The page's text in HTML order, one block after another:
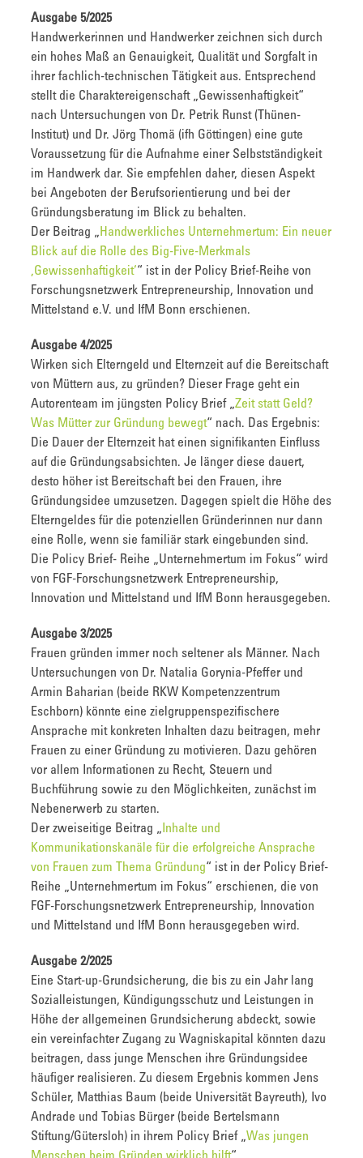
Ausgabe 5/2025
Handwerkerinnen und Handwerker zeichnen sich durch
ein hohes Maß an Genauigkeit, Qualität und Sorgfalt in
ihrer fachlich-technischen Tätigkeit aus. Entsprechend
stellt die Charaktereigenschaft „Gewissenhaftigkeit“
nach Untersuchungen von Dr. Petrik Runst (Thünen-
Institut) und Dr. Jörg Thomä (ifh Göttingen) eine gute
Voraussetzung für die Aufnahme einer Selbstständigkeit
im Handwerk dar. Sie empfehlen daher, diesen Aspekt
bei Angeboten der Berufsorientierung und bei der
Gründungsberatung im Blick zu behalten.
Der Beitrag „Handwerkliches Unternehmertum: Ein neuer
Blick auf die Rolle des Big-Five-Merkmals
‚Gewissenhaftigkeit‘“ ist in der Policy Brief-Reihe von
Forschungsnetzwerk Entrepreneurship, Innovation und
Mittelstand e.V. und IfM Bonn erschienen.
Ausgabe 4/2025
Wirken sich Elterngeld und Elternzeit auf die Bereitschaft
von Müttern aus, zu gründen? Dieser Frage geht ein
Autorenteam im jüngsten Policy Brief „Zeit statt Geld?
Was Mütter zur Gründung bewegt“ nach. Das Ergebnis:
Die Dauer der Elternzeit hat einen signifikanten Einfluss
auf die Gründungsabsichten. Je länger diese dauert,
desto höher ist Bereitschaft bei den Frauen, ihre
Gründungsidee umzusetzen. Dagegen spielt die Höhe des
Elterngeldes für die potenziellen Gründerinnen nur dann
eine Rolle, wenn sie familiär stark eingebunden sind.
Die Policy Brief- Reihe „Unternehmertum im Fokus“ wird
von FGF-Forschungsnetzwerk Entrepreneurship,
Innovation und Mittelstand und IfM Bonn herausgegeben.
Ausgabe 3/2025
Frauen gründen immer noch seltener als Männer. Nach
Untersuchungen von Dr. Natalia Gorynia-Pfeffer und
Armin Baharian (beide RKW Kompetenzzentrum
Eschborn) könnte eine zielgruppenspezifischere
Ansprache mit konkreten Inhalten dazu beitragen, mehr
Frauen zu einer Gründung zu motivieren. Dazu gehören
vor allem Informationen zu Recht, Steuern und
Buchführung sowie zu den Möglichkeiten, zunächst im
Nebenerwerb zu starten.
Der zweiseitige Beitrag „ Inhalte und
Kommunikationskanäle für die erfolgreiche Ansprache
von Frauen zum Thema Gründung“ ist in der Policy Brief-
Reihe „Unternehmertum im Fokus“ erschienen, die von
FGF-Forschungsnetzwerk Entrepreneurship, Innovation
und Mittelstand und IfM Bonn herausgegeben wird.
Ausgabe 2/2025
Eine Start-up-Grundsicherung, die bis zu ein Jahr lang
Sozialleistungen, Kündigungsschutz und Leistungen in
Höhe der allgemeinen Grundsicherung abdeckt, sowie
ein vereinfachter Zugang zu Wagniskapital könnten dazu
beitragen, dass junge Menschen ihre Gründungsidee
häufiger realisieren. Zu diesem Ergebnis kommen Jens
Schüler, Matthias Baum (beide Universität Bayreuth), Ivo
Andrade und Tobias Bürger (beide Bertelsmann
Stiftung/Gütersloh) in ihrem Policy Brief „Was jungen